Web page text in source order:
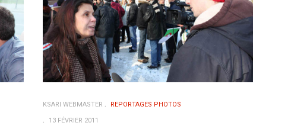
KSARI WEBMASTER
REPORTAGES PHOTOS
13 FÉVRIER 2011